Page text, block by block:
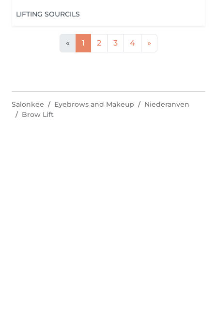
LIFTING SOURCILS
« 1 2 3 4 »
Salonkee Eyebrows and Makeup
Niederanven
Brow Lift